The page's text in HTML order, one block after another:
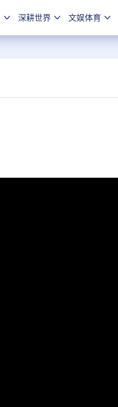
深耕世界 文娱体育